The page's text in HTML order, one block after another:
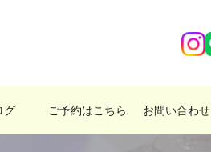
グ ご予約はこちら お問い合わせ